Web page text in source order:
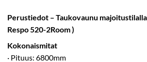
Perustiedot – Taukovaunu
Respo 520-2Room )
Kokonaismitat
· Pituus: 6800mm